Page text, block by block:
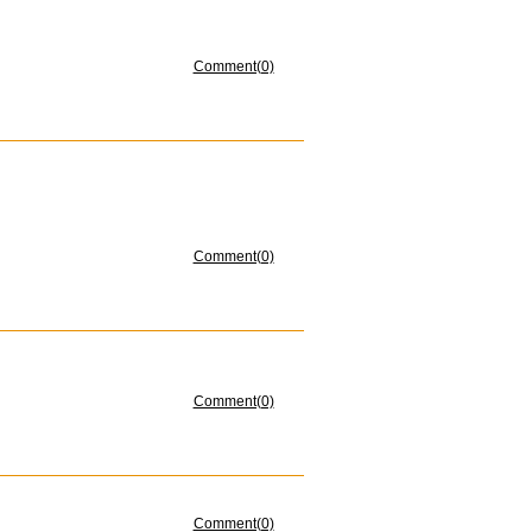
Comment(0)
Comment(0)
Comment(0)
Comment(0)